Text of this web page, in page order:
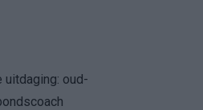
uitdaging: oud-